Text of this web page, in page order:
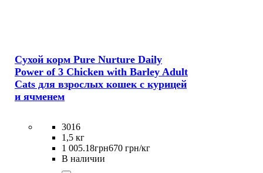
Сухой корм Pure Nurture Daily
Power of 3 Chicken with Barley Adult
Cats для взрослых кошек с курицей
и ячменем
3016
1,5 кг
1 005.18грн670 грн/кг
В наличии